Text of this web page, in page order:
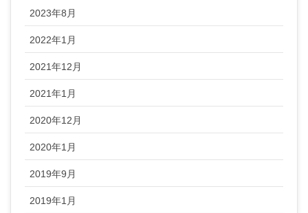
2023年8月
2022年1月
2021年12月
2021年1月
2020年12月
2020年1月
2019年9月
2019年1月